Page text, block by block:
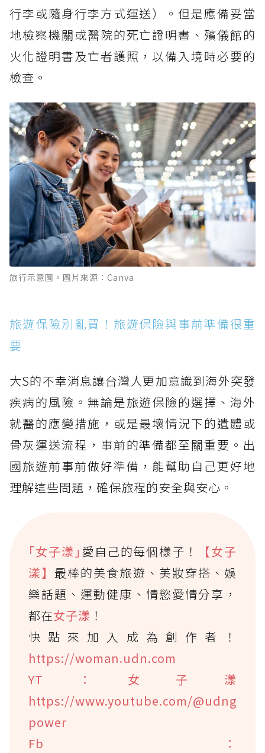
行李或隨身行李方式運送）。但是應備妥當
地檢察機關或醫院的死亡證明書、殯儀館的
火化證明書及亡者護照，以備入境時必要的
檢查。
旅行示意圖。圖片來源：Canva
旅遊保險別亂買！旅遊保險與事前準備很重
要
大S的不幸消息讓台灣人更加意識到海外突發
疾病的風險。無論是旅遊保險的選擇、海外
就醫的應變措施，或是最壞情況下的遺體或
骨灰運送流程，事前的準備都至關重要。出
國旅遊前事前做好準備，能幫助自己更好地
理解這些問題，確保旅程的安全與安心。
｢女子漾｣ 愛自己的每個樣子！
【女子
漾】最棒的美食旅遊、美妝穿搭、娛
樂話題、運動健康、情慾愛情分享，
都在女子漾 ！
快點來加入成為創作者！
https://woman.udn.com
YT：女子漾
https://www.youtube.com/@udng
power
Fb：